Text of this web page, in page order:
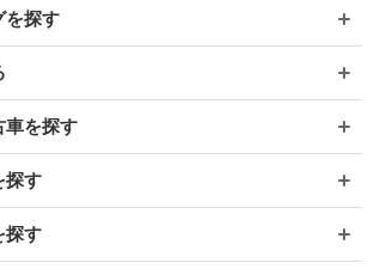
を探す
車を探す
探す
探す